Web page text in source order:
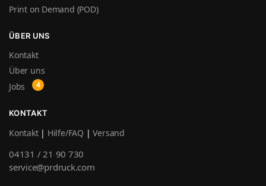
Print on Demand (POD)
ÜBER UNS
Kontakt
Über uns
Jobs
KONTAKT
Kontakt| Hilfe/FAQ |Versand
04131 / 21 90 730
service@prdruck.com